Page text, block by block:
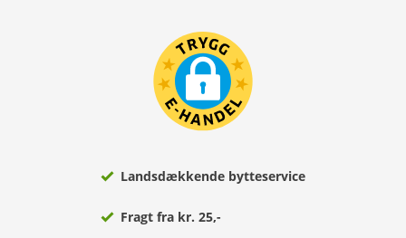
Landsdækkende bytteservice
Fragt fra kr. 25,-